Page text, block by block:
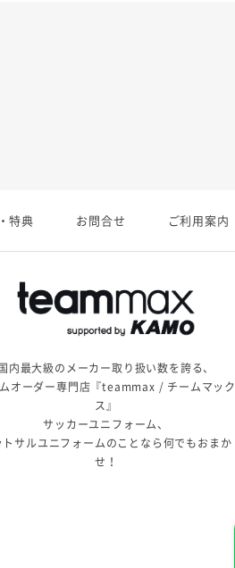
特典 お問合せ ご利用案内
国内最大級のメーカー取り扱い数を誇る、
オーダー専門店『teammax / チームマック
ス』
サッカーユニフォーム、
トサルユニフォームのことなら何でもおまか
せ！